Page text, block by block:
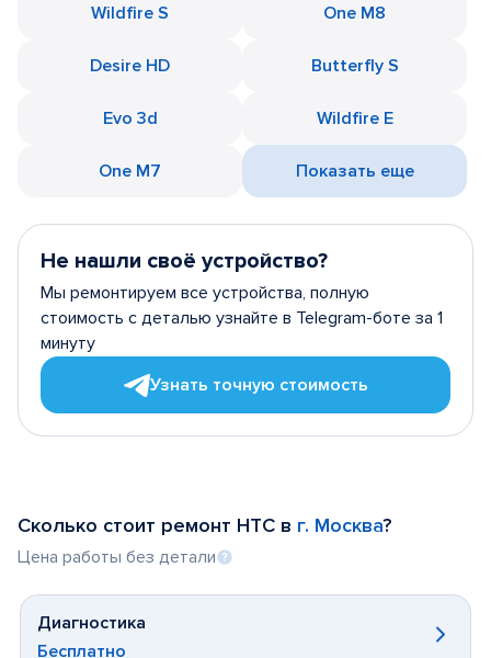
Wildfire S One M8
Desire HD Butterfly S
Evo 3d Wildfire E
One M7 Показать еще
Не нашли своё устройство?
Мы ремонтируем все устройства, полную
стоимость с деталью узнайте в Telegram-боте за 1
минуту
Узнать точную стоимость
Сколько стоит ремонт HTC в г. Москва?
Цена работы без детали
Диагностика
Бесплатно